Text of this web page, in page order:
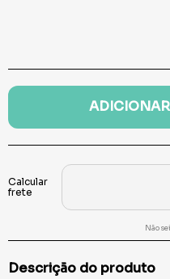
Não
Descrição do produto